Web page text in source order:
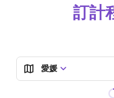
訂計
愛媛